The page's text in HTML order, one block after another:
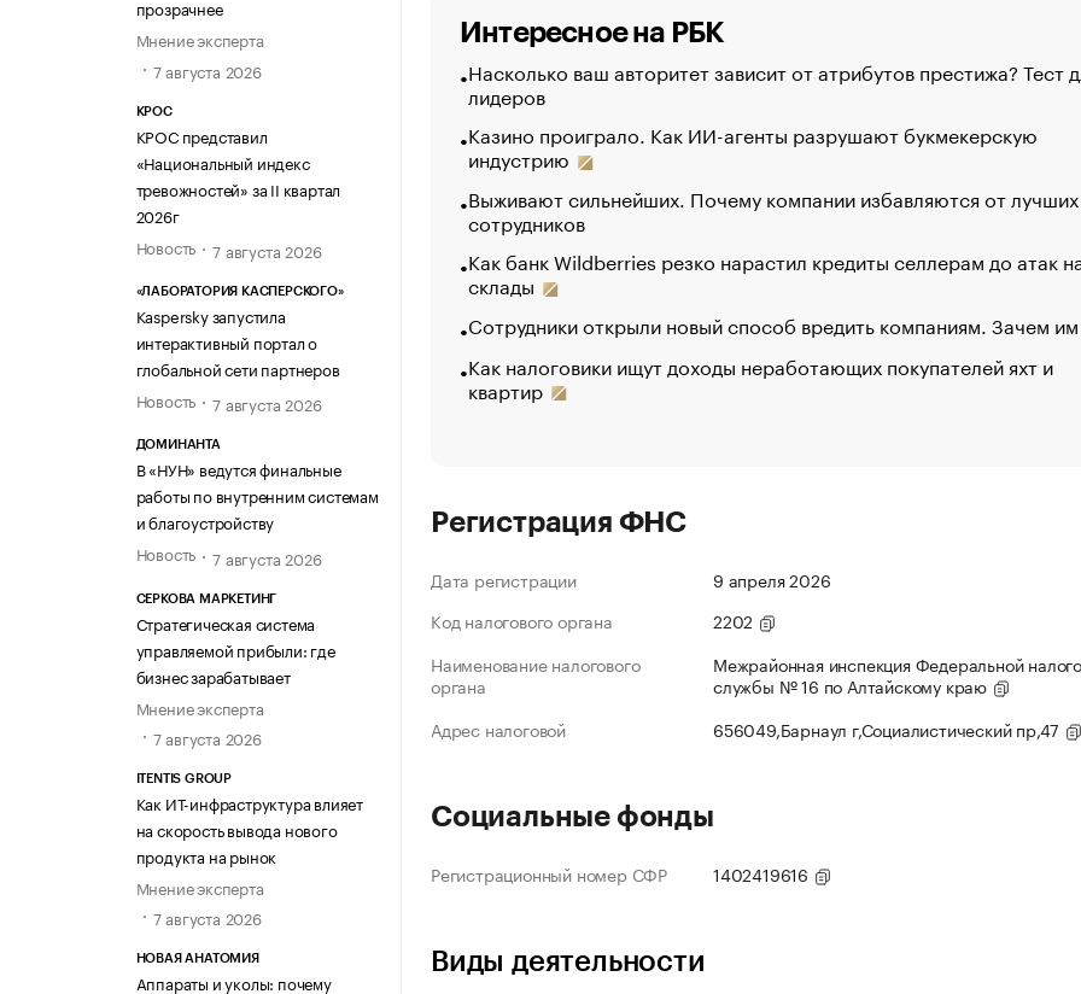
прозрачнее
Мнение эксперта
7 августа 2026
КРОС
КРОС представил
«Национальный индекс
тревожностей» за II квартал
2026г
Новость
7 августа 2026
«ЛАБОРАТОРИЯ КАСПЕРСКОГО»
Kaspersky запустила
интерактивный портал о
глобальной сети партнеров
Новость
7 августа 2026
ДОМИНАНТА
В «НУН» ведутся финальные
работы по внутренним системам
и благоустройству
Новость
7 августа 2026
СЕРКОВА МАРКЕТИНГ
Стратегическая система
управляемой прибыли: где
бизнес зарабатывает
Мнение эксперта
7 августа 2026
ITENTIS GROUP
Как ИТ-инфраструктура влияет
на скорость вывода нового
продукта на рынок
Мнение эксперта
7 августа 2026
НОВАЯ АНАТОМИЯ
Аппараты и уколы: почему
Интересное на РБК
Насколько ваш авторитет зависит от атрибутов престижа? Тест
лидеров
Казино проиграло. Как ИИ-агенты разрушают букмекерскую
индустрию
Выживают сильнейших. Почему компании избавляются от лучших
сотрудников
Как банк Wildberries резко нарастил кредиты селлерам до атак
склады
Сотрудники открыли новый способ вредить компаниям. Зачем
Как налоговики ищут доходы неработающих покупателей яхт и
квартир
Регистрация ФНС
Дата регистрации
9 апреля 2026
Код налогового органа
2202
Наименование налогового
органа
Межрайонная инспекция Федеральной
службы № 16 по Алтайскому краю
Адрес налоговой
656049,Барнаул г,Социалистический пр,47
Социальные фонды
Регистрационный номер СФР 1402419616
Виды деятельности